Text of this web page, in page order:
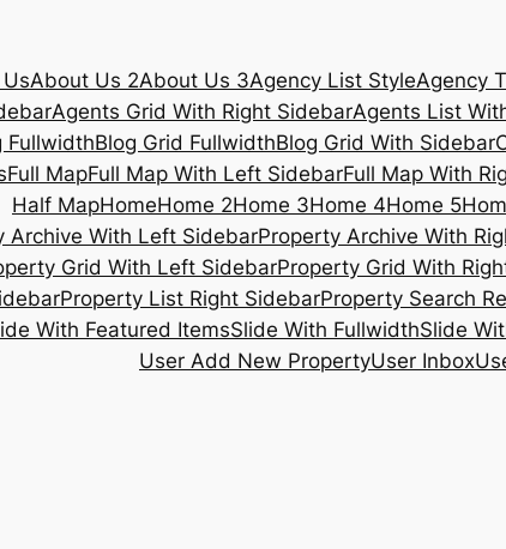
About Us 2About Us 3Agency List StyleAgency
Agents Grid With Right SidebarAgents List
FullwidthBlog Grid FullwidthBlog Grid With Sidebar
Full MapFull Map With Left SidebarFull Map With
Half MapHomeHome 2Home 3Home 4Home 5
Archive With Left SidebarProperty Archive With
Grid With Left SidebarProperty Grid With
Property List Right SidebarProperty Search
With Featured ItemsSlide With FullwidthSlide
User Add New PropertyUser Inbox